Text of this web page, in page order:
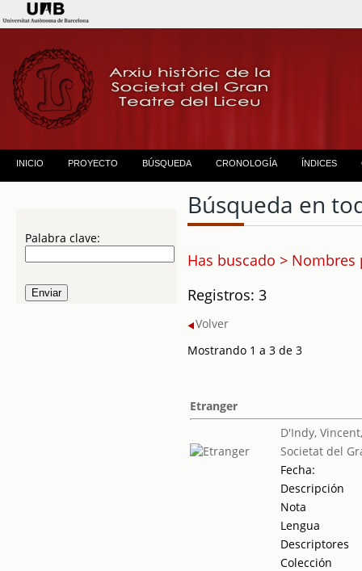
INICIO PROYECTO BÚSQUEDA CRONOLOGÍA ÍNDICES
Palabra clave:
Búsqueda en
Has buscado >
Registros: 3
Volver
Mostrando 1 a 3 de 3
Etranger
D'Indy,
Societat del
Fecha:
Descripción
Nota
Lengua
Descriptores
Colección